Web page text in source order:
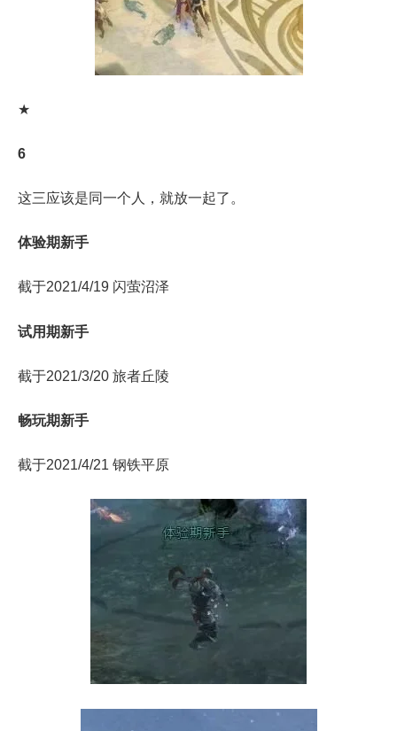
★
6
这三应该是同一个人，就放一起了。
体验期新手
截于2021/4/19 闪萤沼泽
试用期新手
截于2021/3/20 旅者丘陵
畅玩期新手
截于2021/4/21 钢铁平原